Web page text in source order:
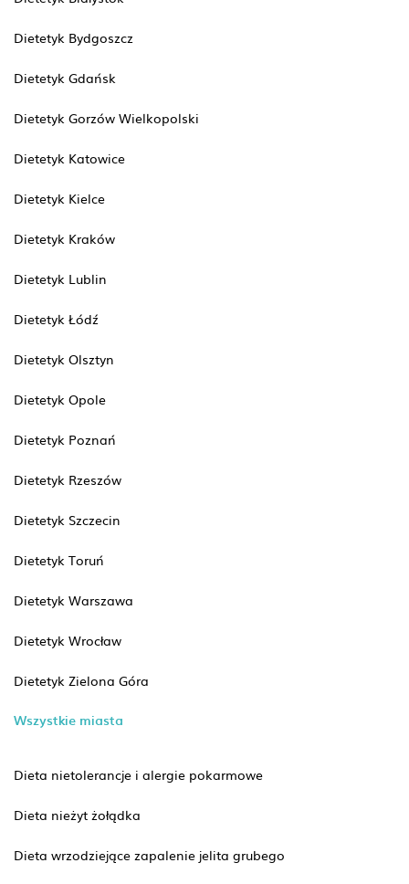
Dietetyk Bydgoszcz
Dietetyk Gdańsk
Dietetyk Gorzów Wielkopolski
Dietetyk Katowice
Dietetyk Kielce
Dietetyk Kraków
Dietetyk Lublin
Dietetyk Łódź
Dietetyk Olsztyn
Dietetyk Opole
Dietetyk Poznań
Dietetyk Rzeszów
Dietetyk Szczecin
Dietetyk Toruń
Dietetyk Warszawa
Dietetyk Wrocław
Dietetyk Zielona Góra
Wszystkie miasta
Dieta nietolerancje i alergie pokarmowe
Dieta nieżyt żołądka
Dieta wrzodziejące zapalenie jelita grubego